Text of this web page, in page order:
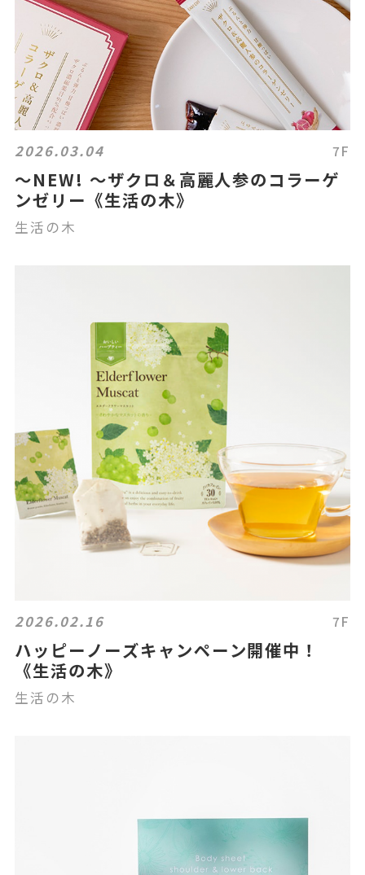
2026.03.04 7F
～NEW! ～ザクロ＆高麗人参のコラーゲ
ンゼリー《生活の木》
生活の木
2026.02.16 7F
ハッピーノーズキャンペーン開催中！
《生活の木》
生活の木